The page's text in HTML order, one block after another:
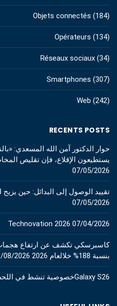
Objets connectés (184)
Opérateurs (134)
Réseaux sociaux (34)
Smartphones (307)
Web (242)
RECENTS POSTS
حوار الدكتور آمن الله المسعدي:
يستطيعون الإقلاع، فإن تقليص
07/05/2026
تقييد الوصول إلى البدائل: حين
07/05/2026
Technovation 2026 07/04/2026
بنسبة 188% خلالعام 2026
08/2026
Galaxy S26خصوصية تنشط في اللحظة المناسبة